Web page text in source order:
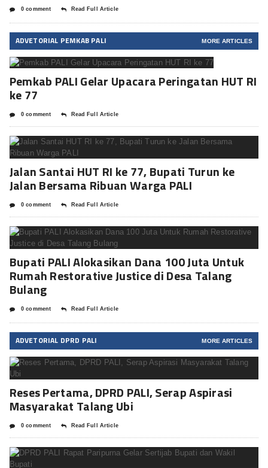
0 comment Read Full Article
ADVETORIAL PEMKAB PALI MORE ARTICLES
Pemkab PALI Gelar Upacara Peringatan HUT RI
ke 77
0 comment Read Full Article
Jalan Santai HUT RI ke 77, Bupati Turun ke
Jalan Bersama Ribuan Warga PALI
0 comment Read Full Article
Bupati PALI Alokasikan Dana 100 Juta Untuk
Rumah Restorative Justice di Desa Talang
Bulang
0 comment Read Full Article
ADVETORIAL DPRD PALI MORE ARTICLES
Reses Pertama, DPRD PALI, Serap Aspirasi
Masyarakat Talang Ubi
0 comment Read Full Article